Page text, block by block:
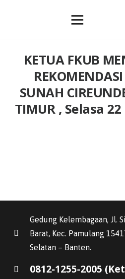
KETUA FKUB
SUNAH
TIMUR , Selasa
Gedung Kelembagaan, Jl.
Barat, Kec. Pamulang
Selatan – Banten.
0812-1255-2005